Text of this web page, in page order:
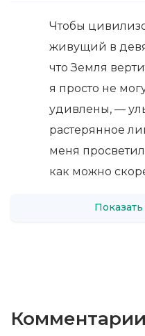
Чтобы
живущий в
что Земля
я просто не
удивлены, —
растерянное
меня
как можно
Комментарии